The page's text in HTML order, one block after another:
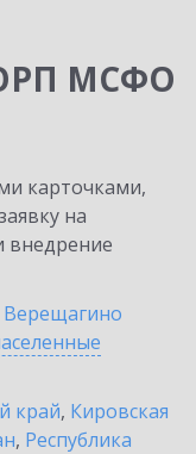
МСФО
карточками,
на
внедрение
Верещагино
край, Кировская
, Республика